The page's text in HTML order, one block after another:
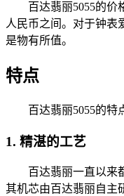
百达翡丽5055的价
人民币之间。对于钟表
是物有所值。
特点
百达翡丽5055的特
1. 精湛的工艺
百达翡丽一直以来
其机芯由百达翡丽自主